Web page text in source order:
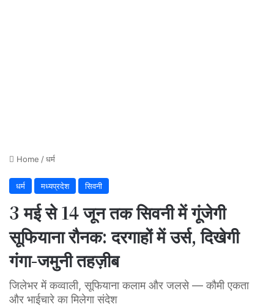
Home /धर्म
धर्म मध्यप्रदेश सिवनी
3 मई से 14 जून तक सिवनी में गूंजेगी
सूफियाना रौनक: दरगाहों में उर्स, दिखेगी
गंगा-जमुनी तहज़ीब
जिलेभर में कव्वाली, सूफियाना कलाम और जलसे — कौमी एकता
और भाईचारे का मिलेगा संदेश